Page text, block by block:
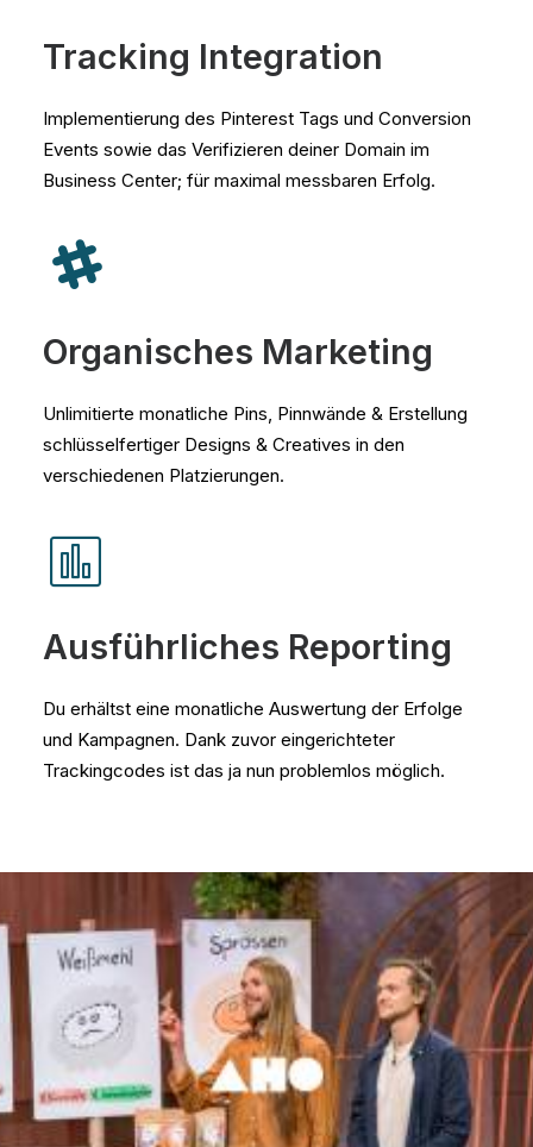
Tracking Integration
Implementierung des Pinterest Tags und Conversion
Events sowie das Verifizieren deiner Domain im
Business Center; für maximal messbaren Erfolg.
Organisches Marketing
Unlimitierte monatliche Pins, Pinnwände & Erstellung
schlüsselfertiger Designs & Creatives in den
verschiedenen Platzierungen.
Ausführliches Reporting
Du erhältst eine monatliche Auswertung der Erfolge
und Kampagnen. Dank zuvor eingerichteter
Trackingcodes ist das ja nun problemlos möglich.